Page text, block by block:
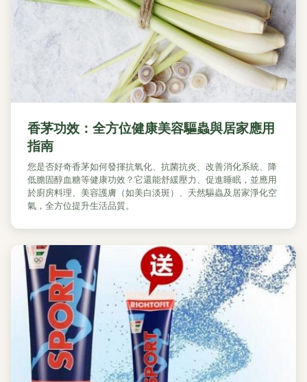
香茅功效：全方位健康美容驅蟲與居家應用
指南
您是否好奇香茅如何發揮抗氧化、抗菌抗炎、改善消化系統、降
低膽固醇血糖等健康功效？它還能舒緩壓力、促進睡眠，並應用
於廚房料理、美容護膚（如美白淡斑）、天然驅蟲及居家淨化空
氣，全方位提升生活品質。